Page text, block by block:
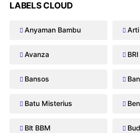
LABELS CLOUD
Anyaman Bambu Arti
Avanza BRI
Bansos
Batu Misterius
Blt BBM